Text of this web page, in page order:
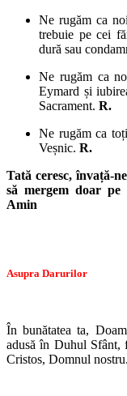
Ne rugăm ca
trebuie pe cei
dură sau
Ne rugăm ca
Eymard și
Sacrament. R.
Ne rugăm ca
Veșnic. R.
Tată ceresc, învață-
să mergem doar
Amin
Asupra Darurilor
În bunătatea ta,
adusă în Duhul Sfânt,
Cristos, Domnul nostru.